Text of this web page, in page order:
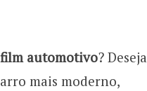
automotivo? Deseja
mais moderno,